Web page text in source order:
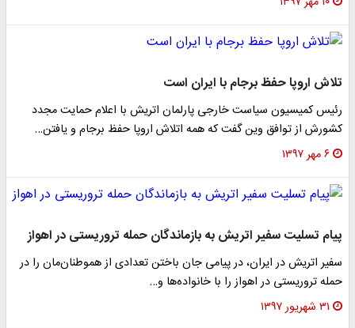
تلاش اروپا حفظ برجام با ایران است
رئیس کمیسیون سیاست خارجی پارلمان اتریش با اعلام حمایت مجدد
کشورش از توافق وین گفت که همه اتلاش اروپا حفظ برجام و یافتن…
۶ مهر ۱۳۹۷
پیام تسلیت سفیر اتریش به بازماندگان حمله تروریستی در اهواز
سفیر اتریش در ایران، در پیامی جان باختن تعدادی از هموطنان‌مان را در
حمله تروریستی در اهواز را با خانواده‌ها و…
۳۱ شهریور ۱۳۹۷